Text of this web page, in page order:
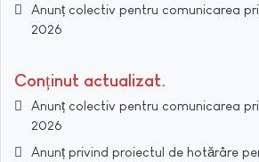
Anunț colectiv pentru comunicarea
2026
Conținut actualizat
Anunț colectiv pentru comunicarea
2026
Anunț privind proiectul de hotărâre